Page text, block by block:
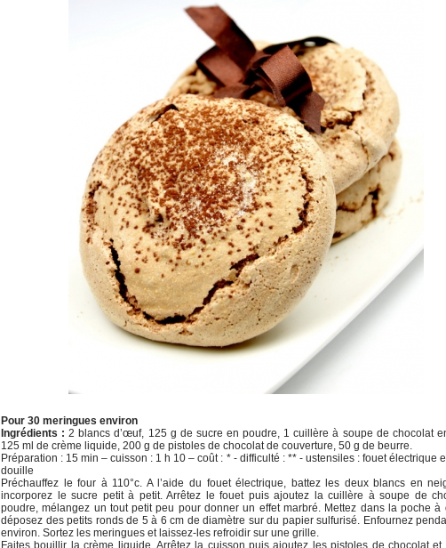
Pour 30 meringues environ
Ingrédients : 2 blancs d’œuf, 125 g de sucre en poudre, 1 cuillère à soupe de chocolat
125 ml de crème liquide, 200 g de pistoles de chocolat de couverture, 50 g de beurre.
Préparation : 15 min – cuisson : 1 h 10 – coût : * - difficulté : ** - ustensiles : fouet électrique
douille
Préchauffez le four à 110°c. A l’aide du fouet électrique, battez les deux blancs en
incorporez le sucre petit à petit. Arrêtez le fouet puis ajoutez la cuillère à soupe de
poudre, mélangez un tout petit peu pour donner un effet marbré. Mettez dans la poche à
déposez des petits ronds de 5 à 6 cm de diamètre sur du papier sulfurisé. Enfournez
environ. Sortez les meringues et laissez-les refroidir sur une grille.
Faites bouillir la crème liquide. Arrêtez la cuisson puis ajoutez les pistoles de chocolat et